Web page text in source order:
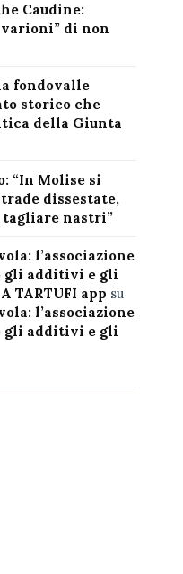
Caudine:
di non
fondovalle
storico che
della Giunta
“In Molise si
dissestate,
tagliare nastri”
l’associazione
gli additivi e gli
TARTUFI app su
l’associazione
gli additivi e gli